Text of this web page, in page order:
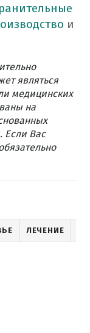
и
являться
медицинских
на
Если Вас
ЛЕЧЕНИЕ